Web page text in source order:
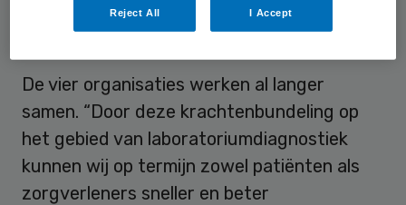
Digitaal loket
De vier organisaties werken al langer
samen. “Door deze krachtenbundeling op
het gebied van laboratoriumdiagnostiek
kunnen wij op termijn zowel patiënten als
zorgverleners sneller en beter
Reject All I Accept